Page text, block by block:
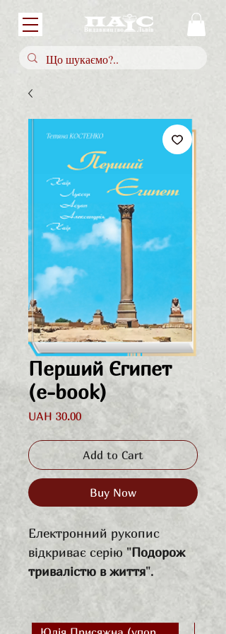
Перший Єгипет
(e-book)
UAH 30.00Price
Add to Cart
Buy Now
Електронний рукопис
відкриває серію "Подорож
тривалістю в життя".
Тетяна Костенко яскраво та
детально описує свою
першу подорож до Єгипету